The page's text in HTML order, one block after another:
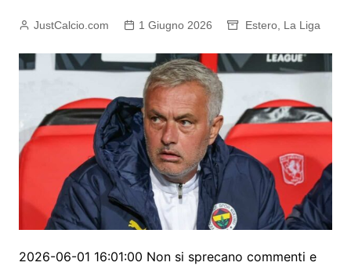
JustCalcio.com 1 Giugno 2026 Estero, La Liga
2026-06-01 16:01:00 Non si sprecano commenti e